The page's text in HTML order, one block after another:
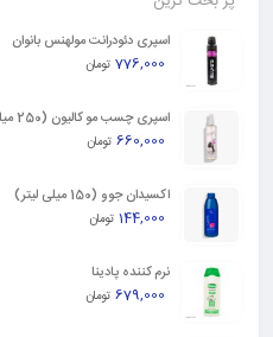
اسپری دئودرانت مولهنس بانوان
776,000 تومان
اسپری چسب مو کالیون (250 ميلی لیتر)
660,000 تومان
اكسيدان جوو (150 ميلی لیتر)
144,000 تومان
نرم کننده پادینا
679,000 تومان